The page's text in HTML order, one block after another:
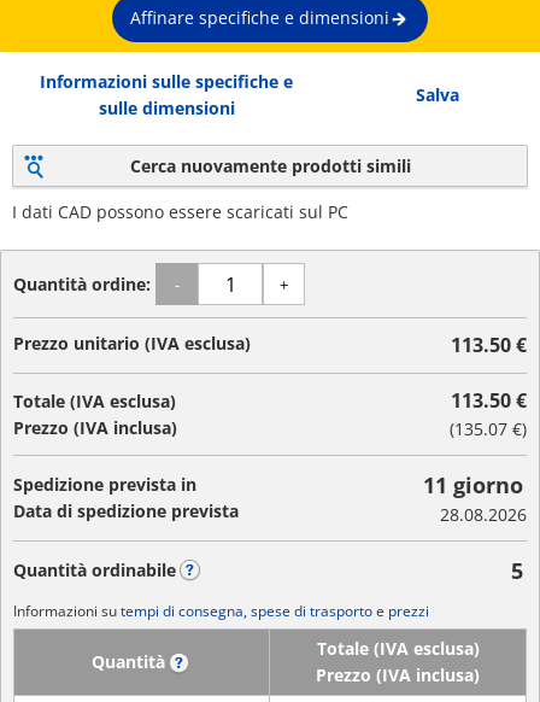
Affinare specifiche e dimensioni
Informazioni sulle specifiche e
sulle dimensioni
Salva
Cerca nuovamente prodotti simili
I dati CAD possono essere scaricati sul PC
Quantità ordine: - +
Prezzo unitario (IVA esclusa) 113.50 €
Totale (IVA esclusa)
Prezzo (IVA inclusa)
113.50 €
(135.07 €)
Spedizione prevista in
Data di spedizione prevista
11 giorno
28.08.2026
Quantità ordinabile 5
Informazioni sutempi di consegna, spese di trasportoe prezzi
Quantità
Totale (IVA esclusa)
Prezzo (IVA inclusa)